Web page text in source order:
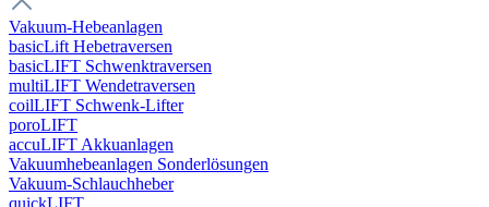
Vakuum-Hebeanlagen
basicLift Hebetraversen
basicLIFT Schwenktraversen
multiLIFT Wendetraversen
coilLIFT Schwenk-Lifter
poroLIFT
accuLIFT Akkuanlagen
Vakuumhebeanlagen Sonderlösungen
Vakuum-Schlauchheber